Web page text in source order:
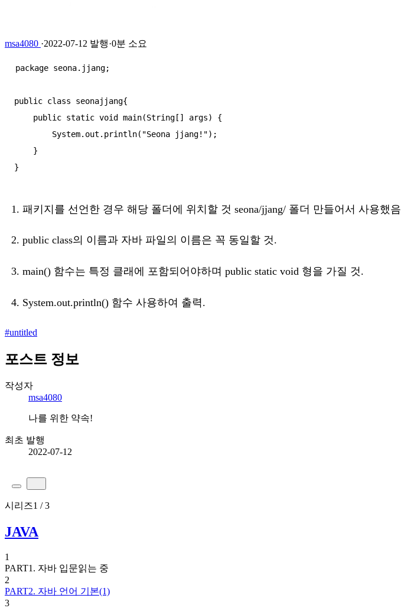
msa4080 ·2022-07-12 발행·0분 소요
package seona.jjang;
public class seonajjang{
패키지를 선언한 경우 해당 폴더에 위치할 것 seona/jjang/ 폴더 만들어서 사용했음
public class의 이름과 자바 파일의 이름은 꼭 동일할 것.
main() 함수는 특정 클래에 포함되어야하며 public static void 형을 가질 것.
System.out.println() 함수 사용하여 출력.
#untitled
포스트 정보
작성자
msa4080
나를 위한 약속!
최초 발행
2022-07-12
시리즈1 / 3
JAVA
1
PART1. 자바 입문읽는 중
2
PART2. 자바 언어 기본(1)
3